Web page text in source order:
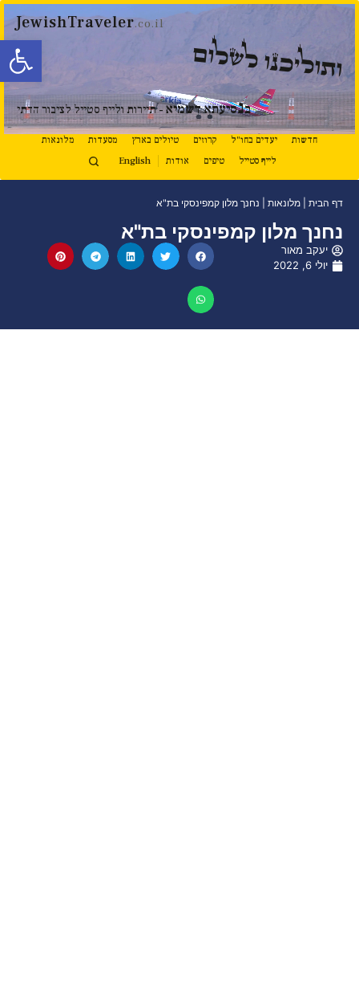
פתח
JewishTraveler.co.il
ותוליכנו לשלום
בנסיעתא דשמיא - תיירות ולייף סטייל לציבור הדתי
חדשות יעדים בחו"ל קרוזים טיולים בארץ מסעדות
מלונאות
לייף סטייל
טיפים אודות English
דף הבית מלונאות נחנך מלון קמפינסקי בת"א
נחנך מלון קמפינסקי בת"א
יעקב מאור
יולי 6, 2022